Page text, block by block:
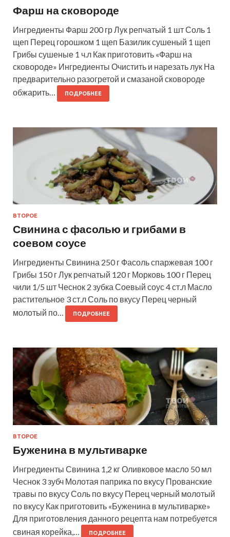
Фарш на сковороде
Ингредиенты Фарш 200 гр Лук репчатый 1 шт Соль 1
щеп Перец горошком 1 щеп Базилик сушеный 1 щеп
Грибы сушеные 1 ч.л Как приготовить «Фарш на
сковороде» Ингредиенты Очистить и нарезать лук На
предварительно разогретой и смазаной сковороде
обжарить…
ПОДРОБНЕЕ
ВТОРОЕ
Свинина с фасолью и грибами в
соевом соусе
Ингредиенты Свинина 250 г Фасоль спаржевая 100 г
Грибы 150 г Лук репчатый 120 г Морковь 100 г Перец
чили 1/5 шт Чеснок 2 зубка Соевый соус 4 ст.л Масло
растительное 3 ст.л Соль по вкусу Перец черный
молотый по…
ПОДРОБНЕЕ
ВТОРОЕ
Буженина в мультиварке
Ингредиенты Свинина 1,2 кг Оливковое масло 50 мл
Чеснок 3 зубч Молотая паприка по вкусу Прованские
травы по вкусу Соль по вкусу Перец черный молотый
по вкусу Как приготовить «Буженина в мультиварке»
Для приготовления данного рецепта нам потребуется
свиная корейка,…
ПОДРОБНЕЕ